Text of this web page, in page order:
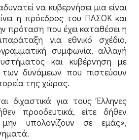
να κυβερνήσει μια είναι
η πρόεδρος του ΠΑΣΟΚ και
πρόταση που έχει καταθέσει η
για εθνικό σχέδιο,
συμφωνία, αλλαγή
και κυβέρνηση με
δυνάμεων που πιστεύουν
της χώρας.
διχαστικά για τους Έλληνες
προοδευτικά, είτε δήθεν
υπολογίζουν σε εμάς»,